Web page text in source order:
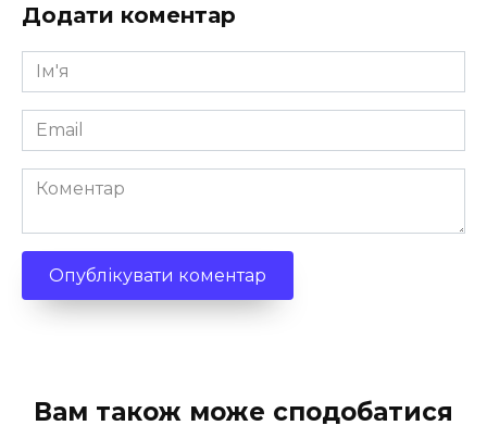
Додати коментар
Ім'я
*
Email
*
Коментар
Вам також може сподобатися